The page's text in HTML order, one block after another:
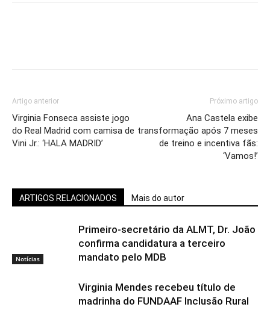
Artigo anterior
Virginia Fonseca assiste jogo
do Real Madrid com camisa de
Vini Jr.: ‘HALA MADRID’
Próximo artigo
Ana Castela exibe
transformação após 7 meses
de treino e incentiva fãs:
‘Vamos!’
ARTIGOS RELACIONADOS Mais do autor
Notícias
Primeiro-secretário da ALMT, Dr. João
confirma candidatura a terceiro
mandato pelo MDB
Virginia Mendes recebeu título de
madrinha do FUNDAAF Inclusão Rural